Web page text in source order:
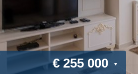
€ 255 000